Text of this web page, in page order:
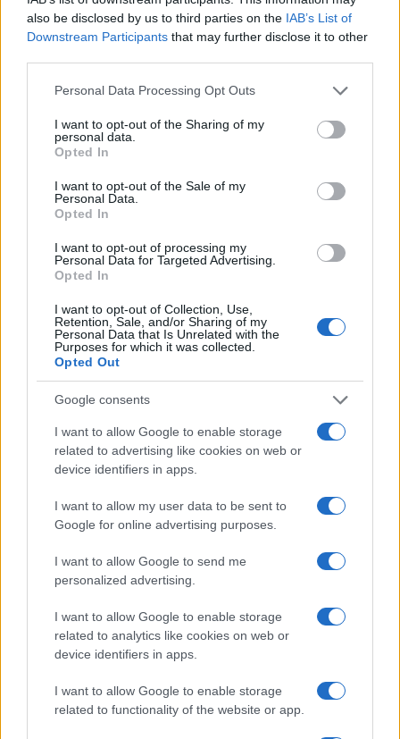
also be disclosed by us to third parties on the IAB’s List of
Downstream Participants that may further disclose it to other
Please note that this website/app uses one or more Google
not limited to your visit or usage behaviour. You may click to
grant or deny consent to Google and its third-party tags to
use your data for below specified purposes in below Google
consent section.
Personal Data Processing Opt Outs
I want to opt-out of the Sharing of my
personal data.
Opted In
I want to opt-out of the Sale of my
Personal Data.
Opted In
I want to opt-out of processing my
Personal Data for Targeted Advertising.
Opted In
I want to opt-out of Collection, Use,
Retention, Sale, and/or Sharing of my
Personal Data that Is Unrelated with the
Purposes for which it was collected.
Opted Out
Google consents
I want to allow Google to enable storage
related to advertising like cookies on web or
device identifiers in apps.
I want to allow my user data to be sent to
Google for online advertising purposes.
I want to allow Google to send me
personalized advertising.
I want to allow Google to enable storage
related to analytics like cookies on web or
device identifiers in apps.
I want to allow Google to enable storage
related to functionality of the website or app.
Brentolie daalt naar 88.9 dollar: een week van dalende
grondstoffenprijzen
Sanne De Vries · 7 aug 2026
Brentolie daalt naar 88.9 dollar: grondstoffen onder druk
Sanne De Vries · 6 aug 2026